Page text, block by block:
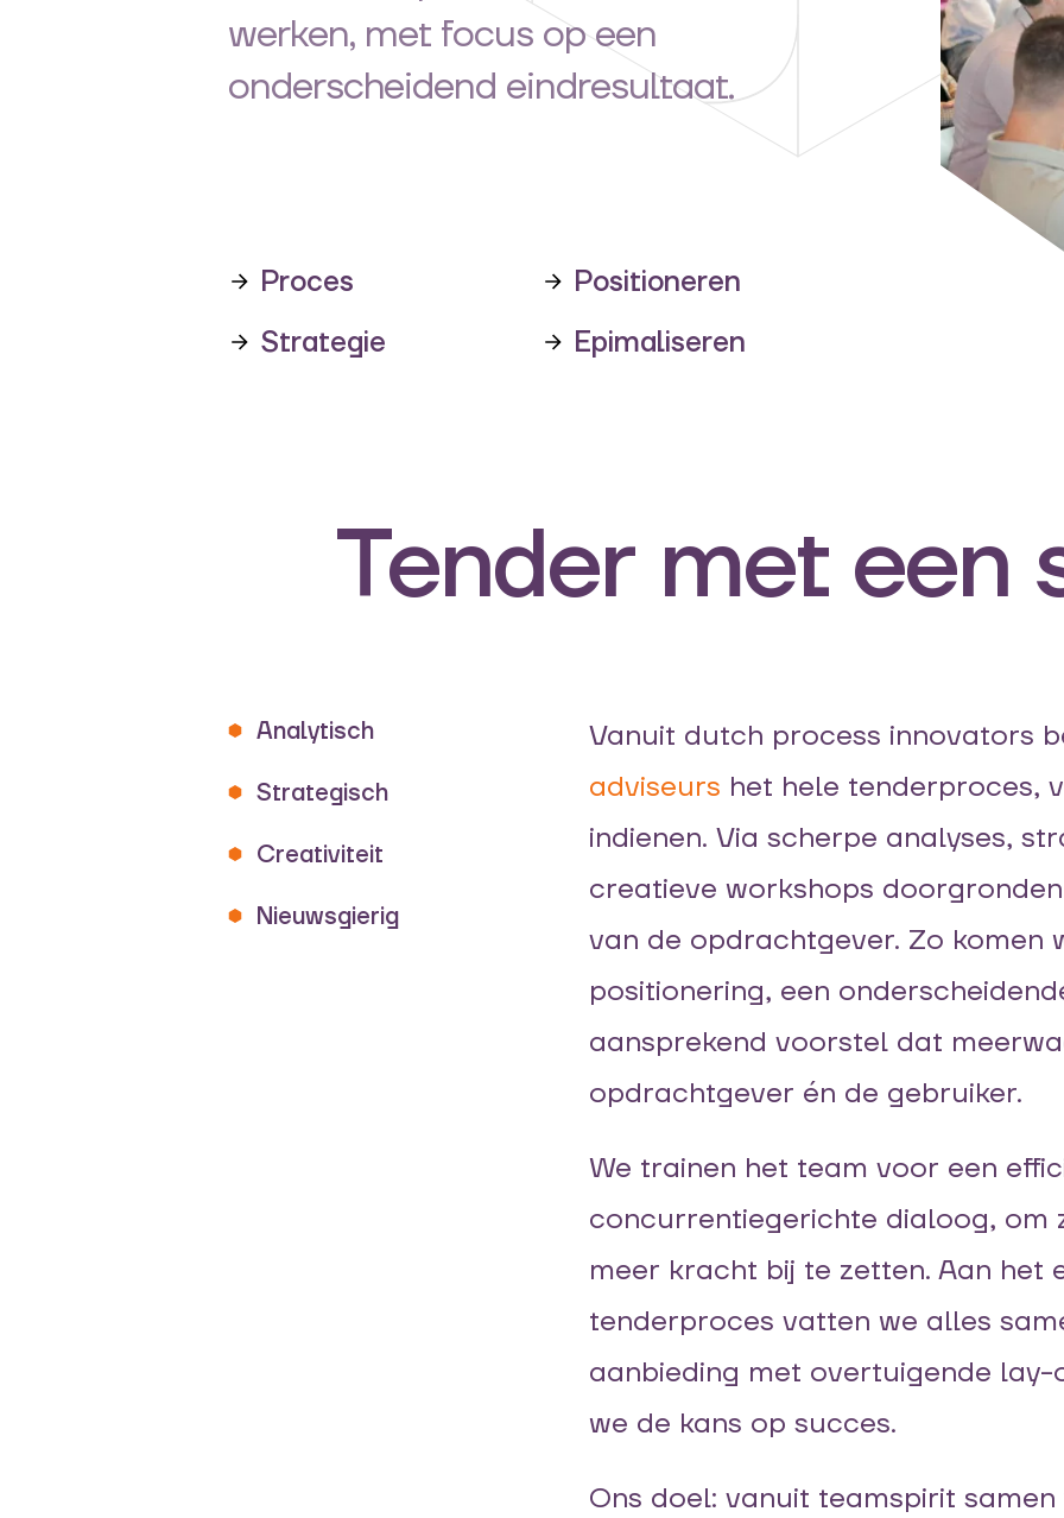
werken, met focus op een
onderscheidend eindresultaat.
Proces
Positioneren
Strategie
Epimaliseren
Tender met een
Analytisch
Strategisch
Creativiteit
Nieuwsgierig
Vanuit dutch process innovators
adviseurs het hele tenderproces,
indienen. Via scherpe analyses,
creatieve workshops
van de opdrachtgever. Zo komen
positionering, een
aansprekend voorstel dat
opdrachtgever én de gebruiker.
We trainen het team voor een
concurrentiegerichte dialoog, om
meer kracht bij te zetten. Aan het
tenderproces vatten we alles
aanbieding met overtuigende lay-
we de kans op succes.
Ons doel: vanuit teamspirit